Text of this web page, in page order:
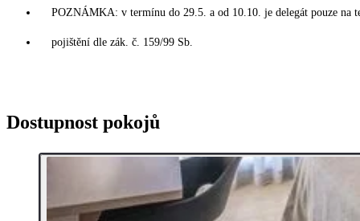
POZNÁMKA: v termínu do 29.5. a od 10.10. je delegát pouze na
pojištění dle zák. č. 159/99 Sb.
Dostupnost pokojů